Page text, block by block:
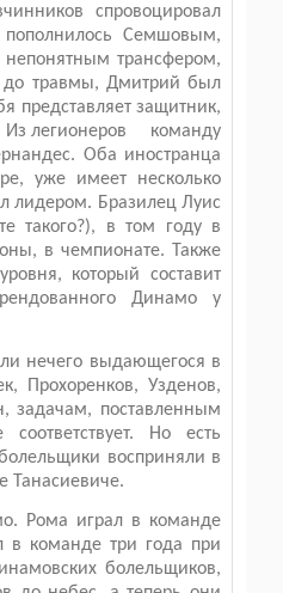
спровоцировал
Семшовым,
трансфером,
до травмы, Дмитрий был
представляет защитник,
Из легионеров
команду
Оба иностранца
уже имеет несколько
лидером. Бразилец Луис
такого?), в том году в
в чемпионате. Также
который составит
Динамо у
нечего выдающегося в
Прохоренков, Узденов,
задачам, поставленным
Но есть
восприняли в
Танасиевиче.
Рома играл в команде
в команде три года при
болельщиков,